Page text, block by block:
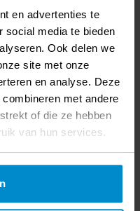
en advertenties te
social media te bieden
Ook delen we
site met onze
en analyse. Deze
met andere
of die ze hebben
van hun services.
funderingsbalken zijn
en op de
en geleverd
op de
het plan. Door de
kon de fundering
worden
zijn uitgevoerd in